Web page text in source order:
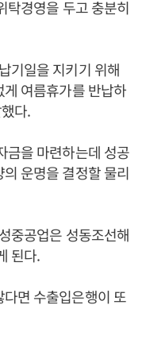
탁경영을 두고 충분히
기일을 지키기 위해
여름휴가를 반납하
다.
금을 마련하는데 성공
운명을 결정할 물리
중공업은 성동조선해
된다.
면 수출입은행이 또